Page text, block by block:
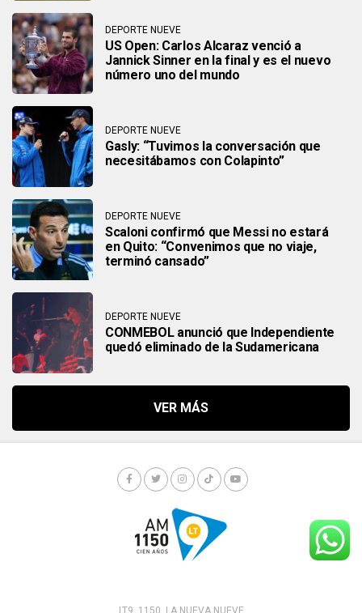
DEPORTE NUEVE
US Open: Carlos Alcaraz venció a
Jannick Sinner en la final y es el nuevo
número uno del mundo
DEPORTE NUEVE
Gasly: “Tuvimos la conversación que
necesitábamos con Colapinto”
DEPORTE NUEVE
Scaloni confirmó que Messi no estará
en Quito: “Convenimos que no viaje,
terminó cansado”
DEPORTE NUEVE
CONMEBOL anunció que Independiente
quedó eliminado de la Sudamericana